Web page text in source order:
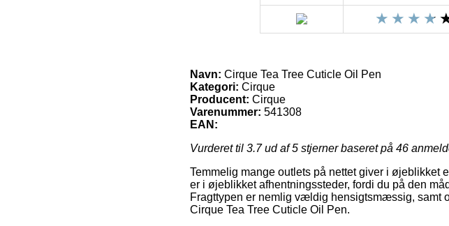
Navn: Cirque Tea Tree Cuticle Oil Pen
Kategori: Cirque
Producent: Cirque
Varenummer: 541308
EAN:
Vurderet til 3.7ud af 5 stjerner baseret på 46
Temmelig mange outlets på nettet giver i øjeblikket
er i øjeblikket afhentningssteder, fordi du på den
Fragttypen er nemlig vældig hensigtsmæssig, samt
Cirque Tea Tree Cuticle Oil Pen.